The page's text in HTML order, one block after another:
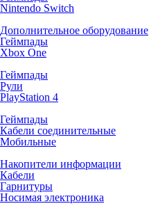
Nintendo Switch
Дополнительное оборудование
Геймпады
Xbox One
Геймпады
Рули
PlayStation 4
Геймпады
Кабели соединительные
Мобильные
Накопители информации
Кабели
Гарнитуры
Носимая электроника